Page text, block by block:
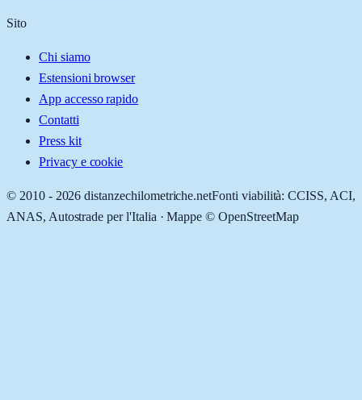
Sito
Chi siamo
Estensioni browser
App accesso rapido
Contatti
Press kit
Privacy e cookie
© 2010 - 2026 distanzechilometriche.netFonti viabilità: CCISS, ACI,
ANAS, Autostrade per l'Italia · Mappe © OpenStreetMap